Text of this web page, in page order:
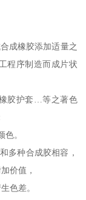
成橡胶添加适量之
程序制造而成片状
胶护套…等之著色
。
多种合成胶相容，
价值，
色差。